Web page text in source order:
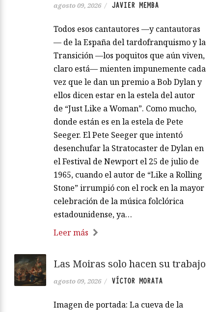
agosto 09, 2026 / JAVIER MEMBA
Todos esos cantautores —y cantautoras
— de la España del tardofranquismo y la
Transición —los poquitos que aún viven,
claro está— mienten impunemente cada
vez que le dan un premio a Bob Dylan y
ellos dicen estar en la estela del autor
de “Just Like a Woman”. Como mucho,
donde están es en la estela de Pete
Seeger. El Pete Seeger que intentó
desenchufar la Stratocaster de Dylan en
el Festival de Newport el 25 de julio de
1965, cuando el autor de “Like a Rolling
Stone” irrumpió con el rock en la mayor
celebración de la música folclórica
estadounidense, ya…
Leer más
Las Moiras solo hacen su trabajo
agosto 09, 2026 / VÍCTOR MORATA
Imagen de portada: La cueva de la